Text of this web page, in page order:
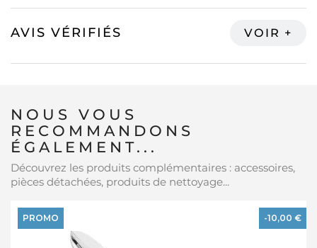
AVIS VÉRIFIÉS
NOUS VOUS
RECOMMANDONS
ÉGALEMENT...
Découvrez les produits complémentaires : accessoires,
pièces détachées, produits de nettoyage...
PROMO -10,00 €